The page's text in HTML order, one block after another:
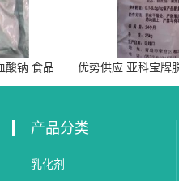
酸钠 食品
优势供应 亚科宝牌
产品分类
乳化剂